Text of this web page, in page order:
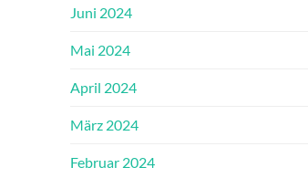
Juni 2024
Mai 2024
April 2024
März 2024
Februar 2024